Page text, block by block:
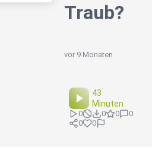
Traub?
vor 9 Monaten
43
Minuten
0 0 0
0
0
0